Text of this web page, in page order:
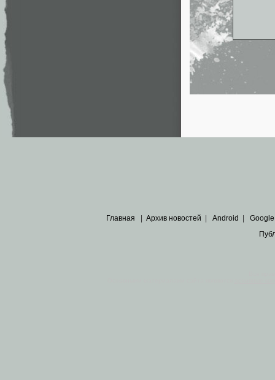
Главная Архив новостей Android Google